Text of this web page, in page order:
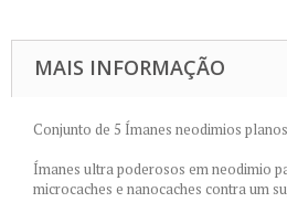
MAIS INFORMAÇÃO
Conjunto de 5 Ímanes neodimios
Ímanes ultra poderosos em neodimio
microcaches e nanocaches contra um